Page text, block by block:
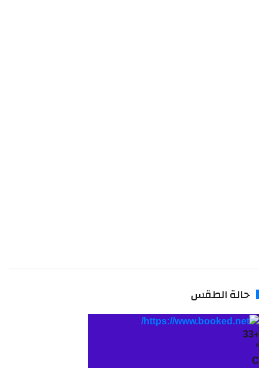
حالة الطقس
+
33
°
C